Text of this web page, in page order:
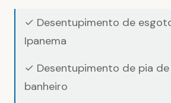
✓ Desentupimento de
Ipanema
✓ Desentupimento de pia
banheiro